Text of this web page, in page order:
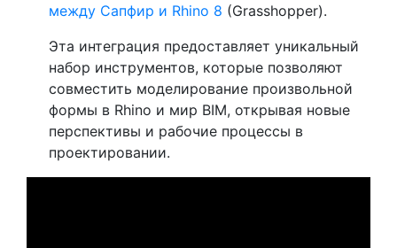
между Сапфир и Rhino 8 (Grasshopper).
Эта интеграция предоставляет уникальный
набор инструментов, которые позволяют
совместить моделирование произвольной
формы в Rhino и мир BIM, открывая новые
перспективы и рабочие процессы в
проектировании.